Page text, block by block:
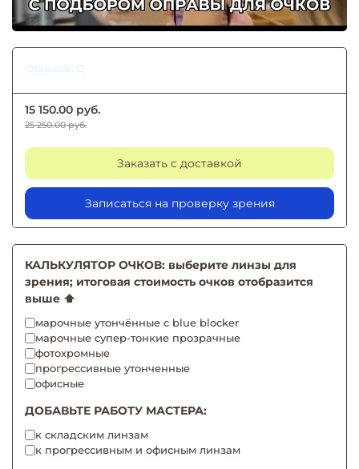
Отзывов: 0
15 150.00 руб.
25 250.00 руб.
Заказать с доставкой
Записаться на проверку зрения
КАЛЬКУЛЯТОР ОЧКОВ: выберите линзы для
зрения; итоговая стоимость очков отобразится
выше ⬆️
марочные утончённые с blue blocker
марочные супер-тонкие прозрачные
фотохромные
прогрессивные утонченные
офисные
ДОБАВЬТЕ РАБОТУ МАСТЕРА:
к складским линзам
к прогрессивным и офисным линзам